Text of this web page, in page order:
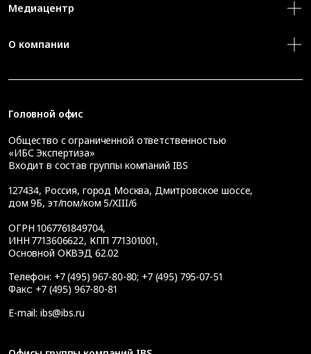
Медиацентр
О компании
Головной офис
Общество с ограниченной ответственностью
«ИБС Экспертиза»
Входит в состав группы компаний IBS
127434, Россия, город Москва, Дмитровское шоссе,
дом 9Б, эт/пом/ком 5/XIII/6
ОГРН 1067761849704,
ИНН 7713606622, КПП 771301001,
Основной ОКВЭД 62.02
Телефон: +7 (495) 967-80-80; +7 (495) 795-07-51
Факс: +7 (495) 967-80-81
E-mail: ibs@ibs.ru